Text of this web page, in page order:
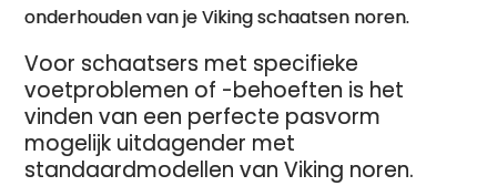
onderhouden van je Viking schaatsen noren.
Voor schaatsers met specifieke
voetproblemen of -behoeften is het
vinden van een perfecte pasvorm
mogelijk uitdagender met
standaardmodellen van Viking noren.